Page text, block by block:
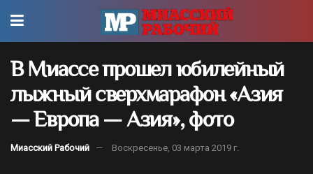
В Миассе прошел юбилейный
лыжный сверхмарафон «Азия
— Европа — Азия», фото
Миасский Рабочий Воскресенье, 03 марта 2019 г.